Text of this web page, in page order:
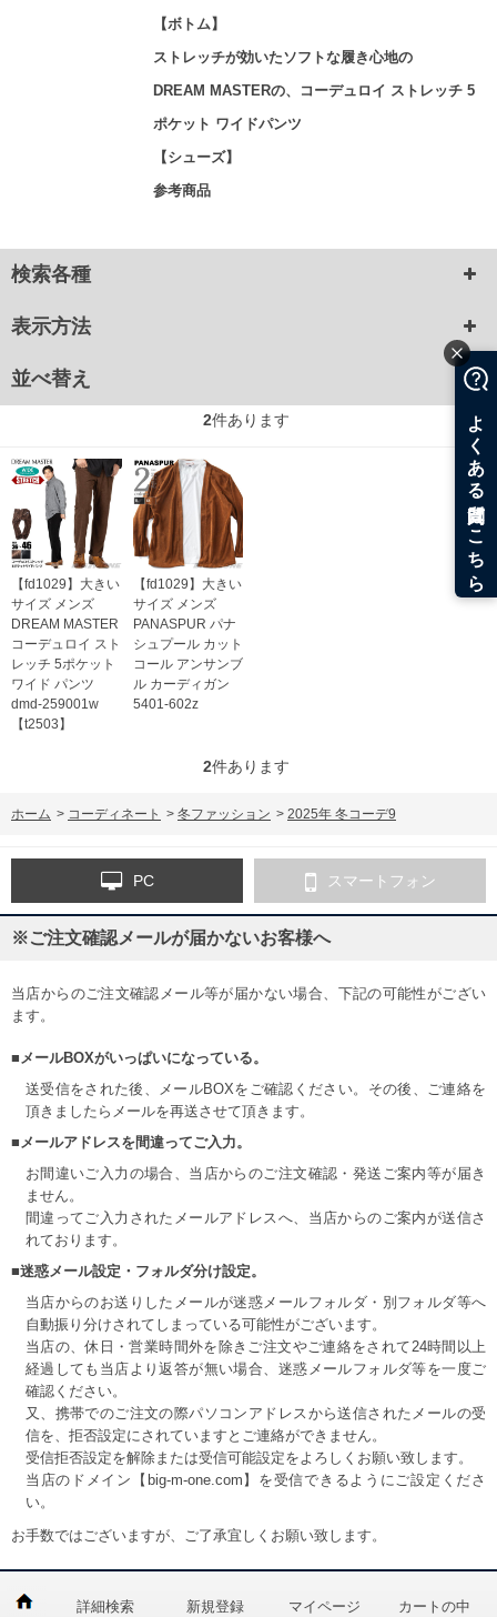
【ボトム】
ストレッチが効いたソフトな履き心地の
DREAM MASTERの、コーデュロイ ストレッチ 5
ポケット ワイドパンツ
【シューズ】
参考商品
検索各種
表示方法
並べ替え
2件あります
【fd1029】大きい
サイズ メンズ
DREAM MASTER
コーデュロイ スト
レッチ 5ポケット
ワイド パンツ
dmd-259001w
【t2503】
【fd1029】大きい
サイズ メンズ
PANASPUR パナ
シュプール カット
コール アンサンブ
ル カーディガン
5401-602z
2件あります
ホーム > コーディネート > 冬ファッション > 2025年 冬コーデ9
PC スマートフォン
※ご注文確認メールが届かないお客様へ
当店からのご注文確認メール等が届かない場合、下記の可能性がござい
ます。
■メールBOXがいっぱいになっている。
送受信をされた後、メールBOXをご確認ください。その後、ご連絡を
頂きましたらメールを再送させて頂きます。
■メールアドレスを間違ってご入力。
お間違いご入力の場合、当店からのご注文確認・発送ご案内等が届き
ません。
間違ってご入力されたメールアドレスへ、当店からのご案内が送信さ
れております。
■迷惑メール設定・フォルダ分け設定。
当店からのお送りしたメールが迷惑メールフォルダ・別フォルダ等へ
自動振り分けされてしまっている可能性がございます。
当店の、休日・営業時間外を除きご注文やご連絡をされて24時間以上
経過しても当店より返答が無い場合、迷惑メールフォルダ等を一度ご
確認ください。
又、携帯でのご注文の際パソコンアドレスから送信されたメールの受
信を、拒否設定にされていますとご連絡ができません。
受信拒否設定を解除または受信可能設定をよろしくお願い致します。
当店のドメイン【big-m-one.com】を受信できるようにご設定くださ
い。
お手数ではございますが、ご了承宜しくお願い致します。
詳細検索 新規登録 マイページ カートの中